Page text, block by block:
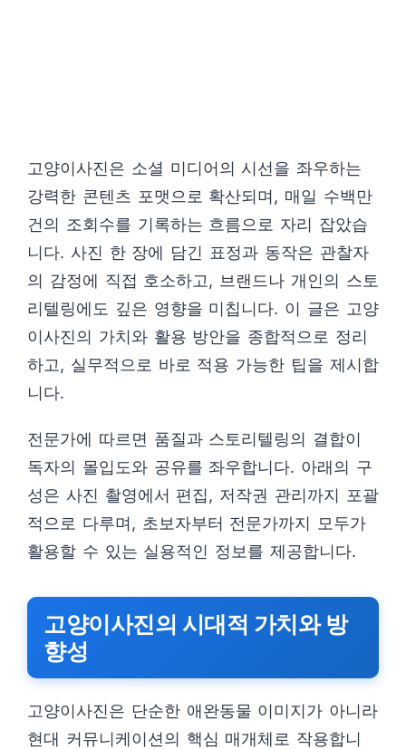
고양이사진은 소셜 미디어의 시선을 좌우하는
강력한 콘텐츠 포맷으로 확산되며, 매일 수백만
건의 조회수를 기록하는 흐름으로 자리 잡았습
니다. 사진 한 장에 담긴 표정과 동작은 관찰자
의 감정에 직접 호소하고, 브랜드나 개인의 스토
리텔링에도 깊은 영향을 미칩니다. 이 글은 고양
이사진의 가치와 활용 방안을 종합적으로 정리
하고, 실무적으로 바로 적용 가능한 팁을 제시합
니다.
전문가에 따르면 품질과 스토리텔링의 결합이
독자의 몰입도와 공유를 좌우합니다. 아래의 구
성은 사진 촬영에서 편집, 저작권 관리까지 포괄
적으로 다루며, 초보자부터 전문가까지 모두가
활용할 수 있는 실용적인 정보를 제공합니다.
고양이사진의 시대적 가치와 방
향성
고양이사진은 단순한 애완동물 이미지가 아니라
현대 커뮤니케이션의 핵심 매개체로 작용합니